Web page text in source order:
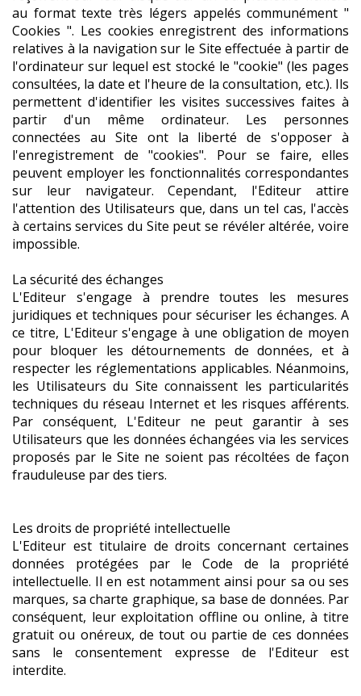
au format texte très légers appelés communément "
Cookies ". Les cookies enregistrent des informations
relatives à la navigation sur le Site effectuée à partir de
l'ordinateur sur lequel est stocké le "cookie" (les pages
consultées, la date et l'heure de la consultation, etc.). Ils
permettent d'identifier les visites successives faites à
partir d'un même ordinateur. Les personnes
connectées au Site ont la liberté de s'opposer à
l'enregistrement de "cookies". Pour se faire, elles
peuvent employer les fonctionnalités correspondantes
sur leur navigateur. Cependant, l'Editeur attire
l'attention des Utilisateurs que, dans un tel cas, l'accès
à certains services du Site peut se révéler altérée, voire
impossible.
La sécurité des échanges
L'Editeur s'engage à prendre toutes les mesures
juridiques et techniques pour sécuriser les échanges. A
ce titre, L'Editeur s'engage à une obligation de moyen
pour bloquer les détournements de données, et à
respecter les réglementations applicables. Néanmoins,
les Utilisateurs du Site connaissent les particularités
techniques du réseau Internet et les risques afférents.
Par conséquent, L'Editeur ne peut garantir à ses
Utilisateurs que les données échangées via les services
proposés par le Site ne soient pas récoltées de façon
frauduleuse par des tiers.
Les droits de propriété intellectuelle
L'Editeur est titulaire de droits concernant certaines
données protégées par le Code de la propriété
intellectuelle. Il en est notamment ainsi pour sa ou ses
marques, sa charte graphique, sa base de données. Par
conséquent, leur exploitation offline ou online, à titre
gratuit ou onéreux, de tout ou partie de ces données
sans le consentement expresse de l'Editeur est
interdite.